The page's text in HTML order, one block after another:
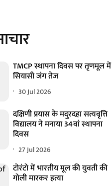
TMCP स्थापना दिवस पर तृणमूल में
सियासी जंग तेज
30 Jul 2026
दक्षिणी प्रयास के मदुरदहा सत्यवृत्ति
विद्यालय ने मनाया 34वां स्थापना
दिवस
27 Jul 2026
टोरंटो में भारतीय मूल की युवती की
गोली मारकर हत्या